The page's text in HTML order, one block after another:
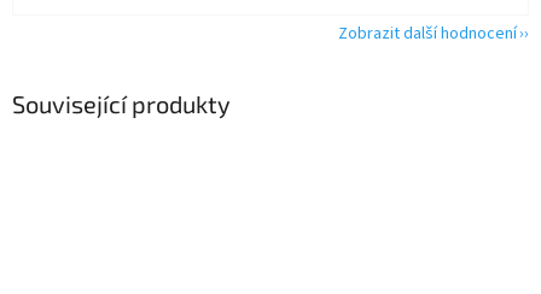
Související produkty
Zobrazit další hodnocení